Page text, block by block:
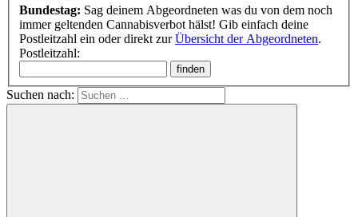
Bundestag: Sag deinem Abgeordneten was du von dem noch
immer geltenden Cannabisverbot hälst! Gib einfach deine
Postleitzahl ein oder direkt zurÜbersicht der Abgeordneten.
Postleitzahl:
Suchen nach: